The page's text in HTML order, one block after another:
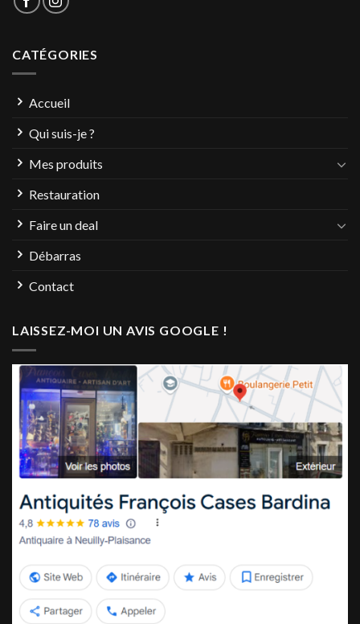
CATÉGORIES
Accueil
Qui suis-je ?
Mes produits
Restauration
Faire un deal
Débarras
Contact
LAISSEZ-MOI UN AVIS GOOGLE !